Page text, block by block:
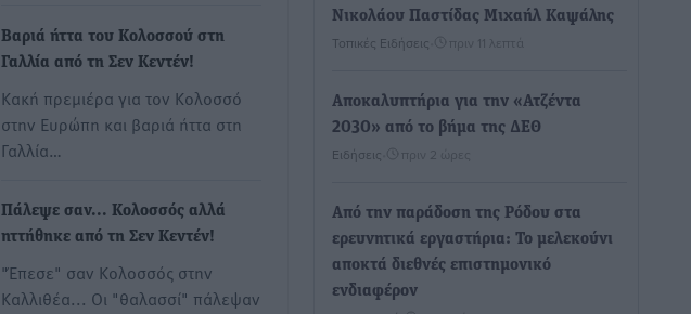
Βαριά ήττα του Κολοσσού στη
Γαλλία από τη Σεν Κεντέν!
Κακή πρεμιέρα για τον Κολοσσό
στην Ευρώπη και βαριά ήττα στη
Γαλλία…
Πάλεψε σαν... Κολοσσός αλλά
ηττήθηκε από τη Σεν Κεντέν!
"Έπεσε" σαν Κολοσσός στην
Καλλιθέα... Οι "θαλασσί" πάλεψαν
Νικολάου Παστίδας Μιχαήλ Καψάλης
Τοπικές Ειδήσεις πριν 11 λεπτά
Αποκαλυπτήρια για την «Ατζέντα
2030» από το βήμα της ΔΕΘ
Ειδήσεις πριν 2 ώρες
Από την παράδοση της Ρόδου στα
ερευνητικά εργαστήρια: Το μελεκούνι
αποκτά διεθνές επιστημονικό
ενδιαφέρον